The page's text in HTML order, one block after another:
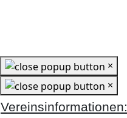
×
×
Vereinsinformationen: